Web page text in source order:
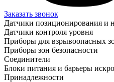
Заказать звонок
Датчики позиционирования и
Датчики контроля уровня
Приборы для взрывоопасных
Приборы зон безопасности
Соединители
Блоки питания и барьеры
Принадлежности